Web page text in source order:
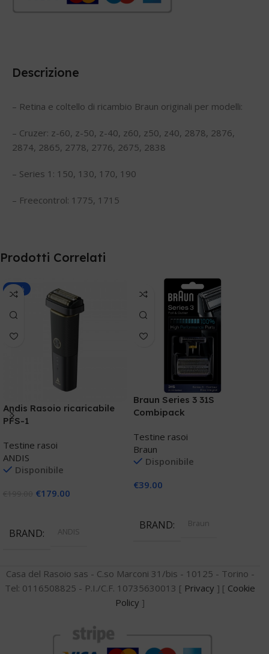
Descrizione
– Retina e coltello di ricambio Braun originali per modelli:
– Cruzer: z-60, z-50, z-40, z60, z50, z40, 2878, 2876,
2874, 2865, 2778, 2776, 2675, 2838
– Series 1: 150, 130, 170, 190
– Freecontrol: 1775, 1715
Prodotti Correlati
-10%
Andis Rasoio ricaricabile
PFS-1
Testine rasoi
ANDIS
Disponibile
€179.00
BRAND ANDIS
Braun Series 3 31S
Combipack
Testine rasoi
Braun
Disponibile
€39.00
BRAND Braun
Casa del Rasoio sas - C.so Marconi 31/bis - 10125 - Torino -
Tel: 0116508825 - P.I./C.F. 10735630013 [ Privacy ] [ Cookie
Policy ]